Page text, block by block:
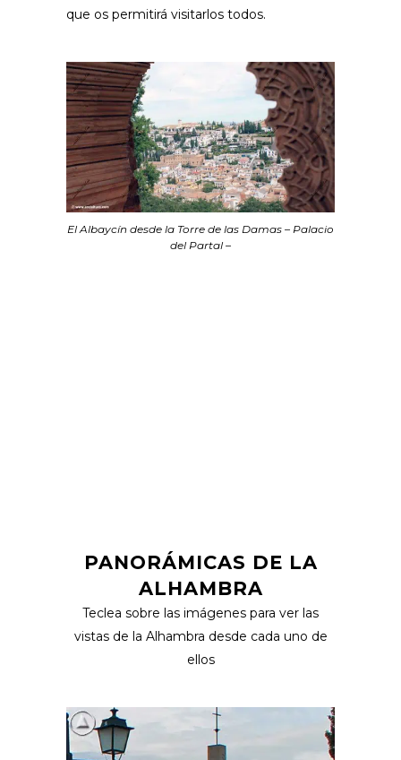
que os permitirá visitarlos todos.
El Albaycín desde la Torre de las Damas – Palacio
del Partal –
PANORÁMICAS DE LA
ALHAMBRA
Teclea sobre las imágenes para ver las
vistas de la Alhambra desde cada uno de
ellos